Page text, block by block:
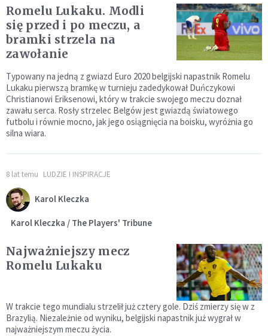
Romelu Lukaku. Modli
się przed i po meczu, a
bramki strzela na
zawołanie
Typowany na jedną z gwiazd Euro 2020 belgijski napastnik Romelu
Lukaku pierwszą bramkę w turnieju zadedykował Duńczykowi
Christianowi Eriksenowi, który w trakcie swojego meczu doznał
zawału serca. Rosły strzelec Belgów jest gwiazdą światowego
futbolu i równie mocno, jak jego osiągnięcia na boisku, wyróżnia go
silna wiara.
8 lat temu LUDZIE I INSPIRACJE
Karol Kleczka
Karol Kleczka / The Players' Tribune
Najważniejszy mecz
Romelu Lukaku
W trakcie tego mundialu strzelił już cztery gole. Dziś zmierzy się w z
Brazylią. Niezależnie od wyniku, belgijski napastnik już wygrał w
najważniejszym meczu życia.